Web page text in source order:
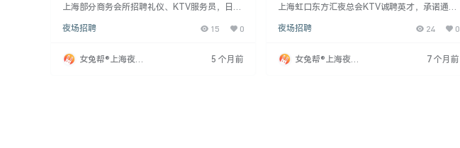
仪日结-便服轻松实现梦想
上海部分商务会所招聘礼仪、KTV服务员，日结
质佳，有赚钱欲望。工作内容为点歌、倒酒、活
人生需勇于接受挑战，珍惜相遇，生活应充满活
力。
夜场招聘 15 0
女兔帮®上海夜场
5 个月前
销机票
上海虹口东方汇夜总会KTV诚聘英才，承诺通过
业安保团队与公安机关联动，确保员工人身安
位安全保障及阳光化薪资体系。鼓励有志之士加
入，实现自我价值。应聘请说是在女兔帮®上海
夜场招聘 24 0
女兔帮®上海夜场
7 个月前